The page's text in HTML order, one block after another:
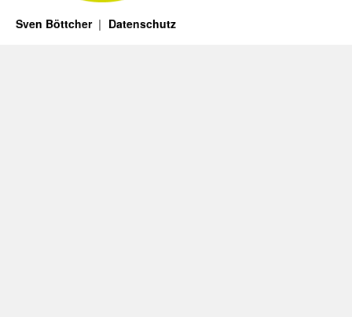
Sven Böttcher Datenschutz